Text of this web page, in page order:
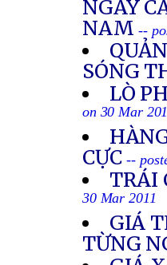
NGÀY
NAM--
SÓNG
LÒ
on 30 Mar
CỰC--
TRÁI
30 Mar 2011
GIÁ
TỪNG